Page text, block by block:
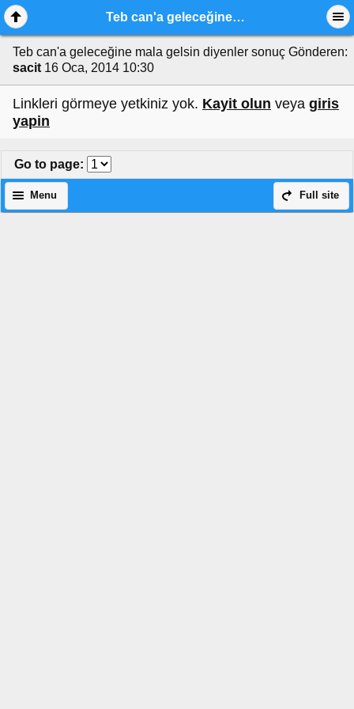
Teb can'a geleceğine mala gelsin diyenler sonuç
Teb can'a geleceğine mala gelsin diyenler sonuç Gönderen:
sacit 16 Oca, 2014 10:30
Linkleri görmeye yetkiniz yok. Kayit olun veya giris
yapin
Go to page:
Full site
Menu